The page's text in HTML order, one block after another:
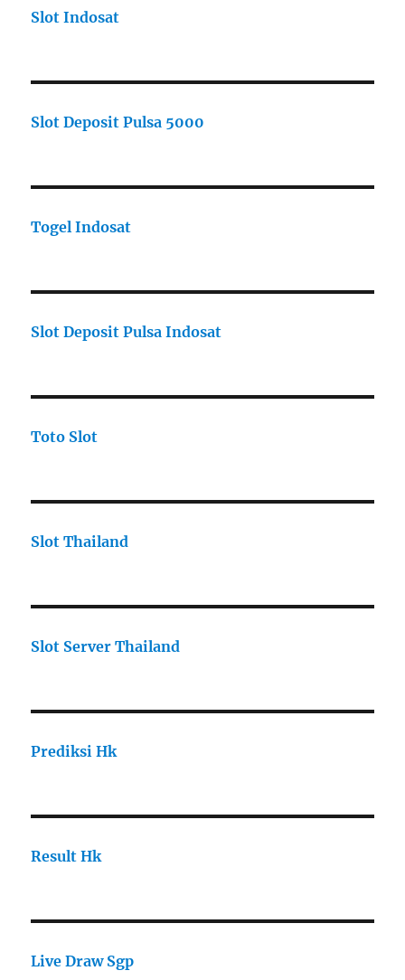
Slot Indosat
Slot Deposit Pulsa 5000
Togel Indosat
Slot Deposit Pulsa Indosat
Toto Slot
Slot Thailand
Slot Server Thailand
Prediksi Hk
Result Hk
Live Draw Sgp